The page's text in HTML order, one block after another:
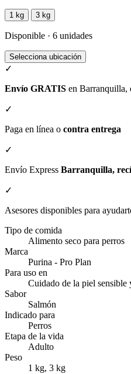
1 kg 3 kg
Disponible · 6 unidades
Selecciona ubicación
✓
Envío GRATIS en Barranquilla,
✓
Paga en línea o contra entrega
✓
Envío Express Barranquilla,
✓
Asesores disponibles para
Tipo de comida
Alimento seco para perros
Marca
Purina - Pro Plan
Para uso en
Cuidado de la piel sensible
Sabor
Salmón
Indicado para
Perros
Etapa de la vida
Adulto
Peso
1 kg, 3 kg